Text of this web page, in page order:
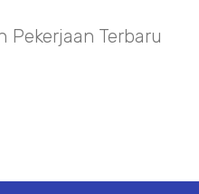
Pekerjaan Terbaru